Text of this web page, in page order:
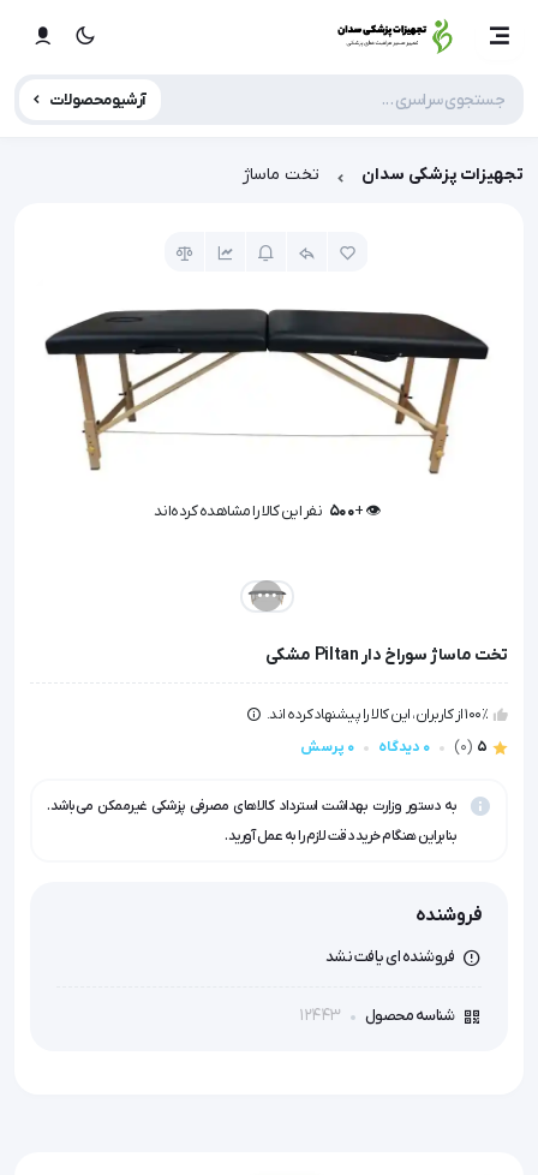
آرشیو محصولات
تجهیزات پزشکی سدان تخت ماساژ
👁️ +
500 نفر این کالا را مشاهده کرده‌اند
تخت ماساژ سوراخ دار Piltan مشکی
100٪ از کاربران، این کالا را پیشنهاد کرده اند.
5
(0) 0 دیدگاه 0 پرسش
به دستور وزارت بهداشت استرداد کالاهای مصرفی پزشکی غیرممکن می‌باشد.
بنابراین هنگام خرید دقت لازم را به عمل آورید.
فروشنده
فروشنده ای یافت نشد
شناسه محصول 12443